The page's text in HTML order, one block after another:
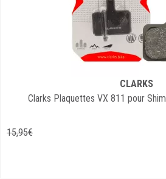
CLARKS
Clarks Plaquettes VX 811 pour
15,95€